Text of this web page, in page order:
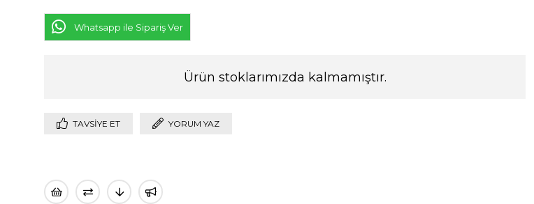
Whatsapp ile Sipariş Ver
Ürün stoklarımızda kalmamıştır.
TAVSIYE ET YORUM YAZ